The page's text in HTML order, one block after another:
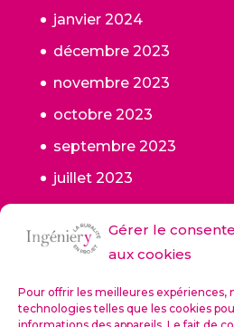
Gérer le
aux cookies
Pour offrir les meilleures expériences,
technologies telles que les cookies
janvier 2024
décembre 2023
novembre 2023
octobre 2023
septembre 2023
juillet 2023
juin 2023
mai 2023
octobre 2022